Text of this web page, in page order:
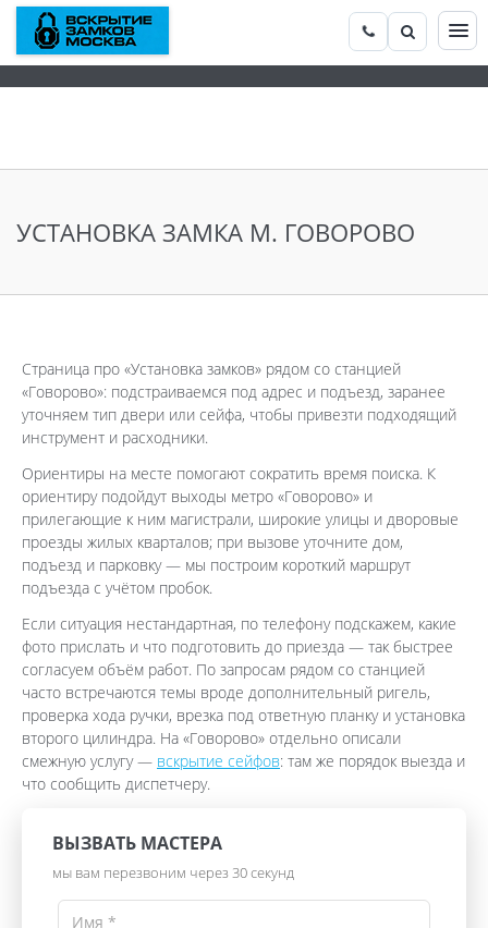
УСТАНОВКА ЗАМКА М. ГОВОРОВО
Страница про «Установка замков» рядом со станцией
«Говорово»: подстраиваемся под адрес и подъезд, заранее
уточняем тип двери или сейфа, чтобы привезти подходящий
инструмент и расходники.
Ориентиры на месте помогают сократить время поиска. К
ориентиру подойдут выходы метро «Говорово» и
прилегающие к ним магистрали, широкие улицы и дворовые
проезды жилых кварталов; при вызове уточните дом,
подъезд и парковку — мы построим короткий маршрут
подъезда с учётом пробок.
Если ситуация нестандартная, по телефону подскажем, какие
фото прислать и что подготовить до приезда — так быстрее
согласуем объём работ. По запросам рядом со станцией
часто встречаются темы вроде дополнительный ригель,
проверка хода ручки, врезка под ответную планку и установка
второго цилиндра. На «Говорово» отдельно описали
смежную услугу — вскрытие сейфов: там же порядок выезда и
что сообщить диспетчеру.
ВЫЗВАТЬ МАСТЕРА
мы вам перезвоним через 30 секунд